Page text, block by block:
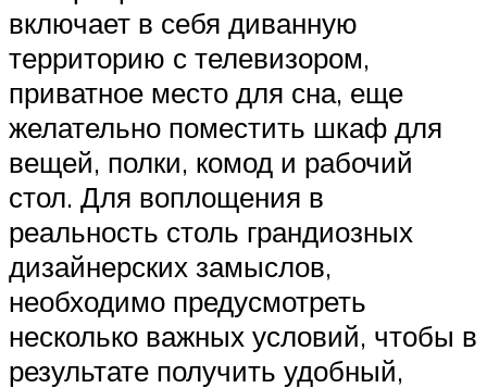
включает в себя диванную
территорию с телевизором,
приватное место для сна, еще
желательно поместить шкаф для
вещей, полки, комод и рабочий
стол. Для воплощения в
реальность столь грандиозных
дизайнерских замыслов,
необходимо предусмотреть
несколько важных условий, чтобы в
результате получить удобный,